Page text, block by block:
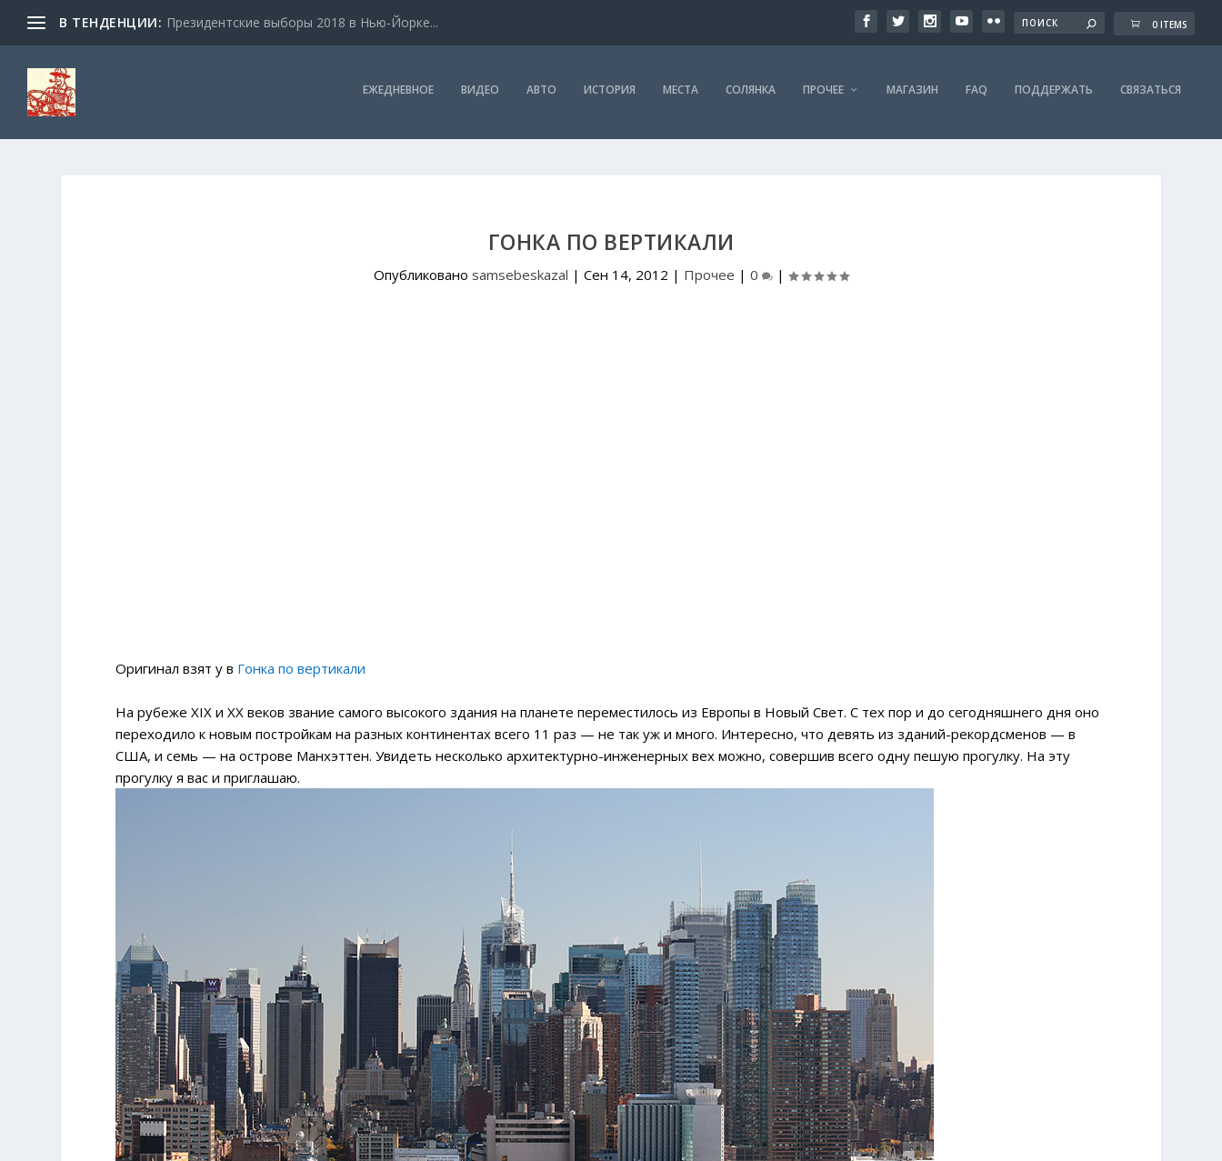
В ТЕНДЕНЦИИ: Президентские выборы 2018 в Нью-Йорке... 0 ITEMS
ЕЖЕДНЕВНОЕ ВИДЕО АВТО ИСТОРИЯ МЕСТА СОЛЯНКА ПРОЧЕЕ МАГАЗИН FAQ ПОДДЕРЖАТЬ СВЯЗАТЬСЯ
ГОНКА ПО ВЕРТИКАЛИ
Опубликовано samsebeskazal | Сен 14, 2012 | Прочее | 0 |
Оригинал взят ув Гонка по вертикали
На рубеже XIX и XX веков звание самого высокого здания на планете переместилось из Европы в Новый Свет. С тех пор и до сегодняшнего дня оно
переходило к новым постройкам на разных континентах всего 11 раз — не так уж и много. Интересно, что девять из зданий-рекордсменов — в
США, и семь — на острове Манхэттен. Увидеть несколько архитектурно-инженерных вех можно, совершив всего одну пешую прогулку. На эту
прогулку я вас и приглашаю.